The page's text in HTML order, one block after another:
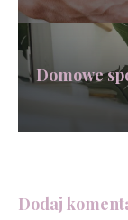
Domowe
Dodaj